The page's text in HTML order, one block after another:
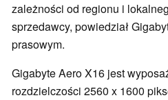
zależności od regionu i
sprzedawcy, powiedział
prasowym.
Gigabyte Aero X16 jest
rozdzielczości 2560 x 1600